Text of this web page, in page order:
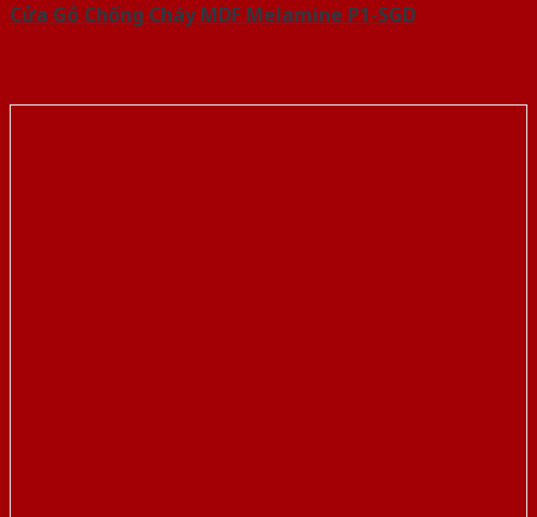
Cửa Gỗ Chống Cháy MDF Melamine P1-SGD